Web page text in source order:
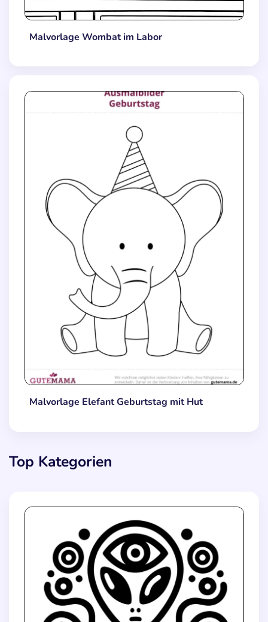
Malvorlage Wombat im Labor
Malvorlage Elefant Geburtstag mit Hut
Top Kategorien